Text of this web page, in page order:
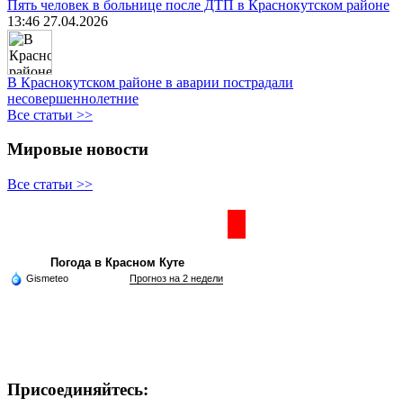
Пять человек в больнице после ДТП в Краснокутском районе
13:46 27.04.2026
В Краснокутском районе в аварии пострадали
несовершеннолетние
Все статьи >>
Мировые новости
Все статьи >>
Погода в Красном Куте
Gismeteo Прогноз на 2 недели
Присоединяйтесь: